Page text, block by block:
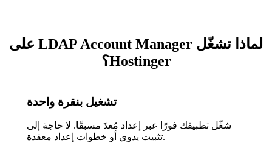
لماذا تشغّل LDAP Account Manager على
Hostinger؟
تشغيل بنقرة واحدة
شغّل تطبيقك فورًا عبر إعداد مُعدَ مسبقًا. لا حاجة إلى
تثبيت يدوي أو خطوات إعداد معقدة.